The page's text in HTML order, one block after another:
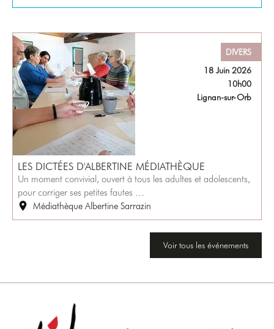
DIVERS
18 Juin 2026
10h00
Lignan-sur-Orb
LES DICTÉES D'ALBERTINE MÉDIATHÈQUE
Un moment convivial, ouvert à tous les adultes et adolescents,
pour corriger ses petites fautes …
Médiathèque Albertine Sarrazin
Voir tous les événements